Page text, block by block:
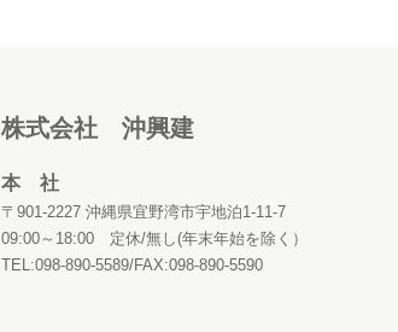
株式会社 沖興建
本 社
〒901-2227 沖縄県宜野湾市宇地泊1-11-7
09:00～18:00 定休/無し(年末年始を除く）
TEL:098-890-5589/FAX:098-890-5590